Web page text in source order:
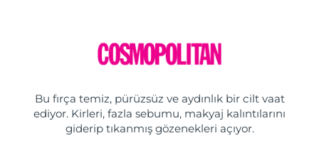
Bu fırça temiz, pürüzsüz ve aydınlık bir cilt vaat
ediyor. Kirleri, fazla sebumu, makyaj kalıntılarını
giderip tıkanmış gözenekleri açıyor.